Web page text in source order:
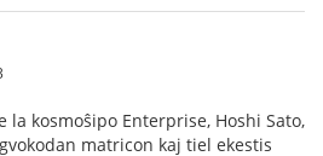
la kosmoŝipo Enterprise, Hoshi Sato,
matricon kaj tiel ekestis